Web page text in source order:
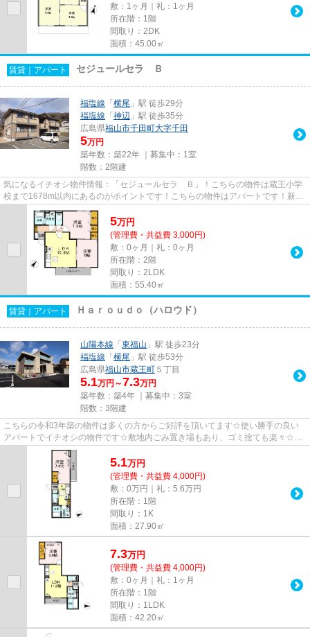
敷：1ヶ月｜礼：1ヶ月
所在階：1階
間取り：2DK
面積：45.00㎡
賃貸｜アパート セジュールセラ Ｂ
福塩線 「 横尾 」駅 徒歩29分
福塩線 「 神辺 」駅 徒歩35分
広島県福山市千田町大字千田
5万円
築年数：築22年 ｜募集中： 1室
階数：2階建
気になるイチオシ物件情報：「セジュールセラ Ｂ」！こちらの物件は蔵王小学
校まで1678m以内にあるのがポイントです！こちらの物件はアパートです！新た
な回線工事の必要ない、インタ...
5万円
(管理費・共益費 3,000円)
敷：0ヶ月｜礼：0ヶ月
所在階：2階
間取り：2LDK
面積：55.40㎡
賃貸｜アパート Ｈａｒｏｕｄｏ（ハロウド）
山陽本線 「 東福山 」駅 徒歩23分
福塩線 「 横尾 」駅 徒歩53分
広島県福山市蔵王町 ５丁目
5.1万円～7.3万円
築年数：築4年 ｜募集中： 3室
階数：3階建
こちらの令和3年築の物件は多くの方からご好評を頂いてます☆使い勝手の良い
アパートでイチオシの物件です☆敷地内ごみ置き場もあり、ゴミ捨ても楽々☆入
居の当日からインターネットが使...
5.1万円
(管理費・共益費 4,000円)
敷：0万円｜礼：5.6万円
所在階：1階
間取り：1K
面積：27.90㎡
7.3万円
(管理費・共益費 4,000円)
敷：0ヶ月｜礼：1ヶ月
所在階：1階
間取り：1LDK
面積：42.20㎡